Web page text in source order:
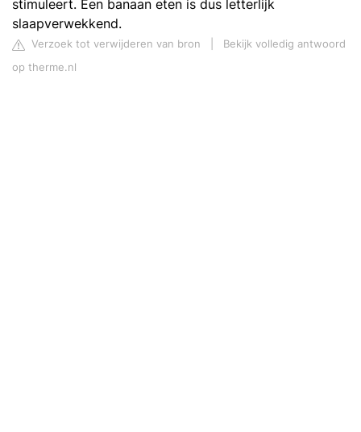
stimuleert. Een banaan eten is dus letterlijk
slaapverwekkend.
Verzoek tot verwijderen van bron
Bekijk volledig antwoord
op therme.nl